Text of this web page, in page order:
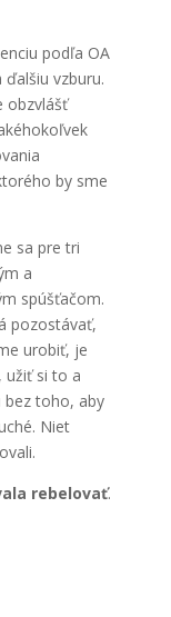
podľa OA
vzburu.
obzvlášť
by sme
sa pre tri
a
spúšťačom.
pozostávať,
urobiť, je
užiť si to a
toho, aby
Niet
rebelovať.